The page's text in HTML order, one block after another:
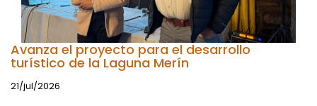
Avanza el proyecto para el desarrollo
turístico de la Laguna Merín
21/jul/2026